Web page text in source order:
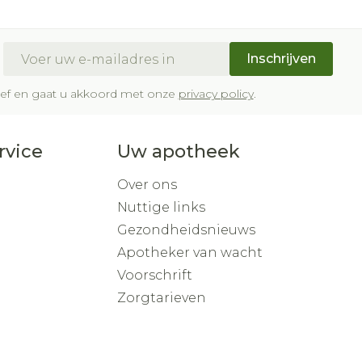
Inschrijven
en gaat u akkoord met onze privacy policy.
Uw apotheek
Over ons
Nuttige links
Gezondheidsnieuws
Apotheker van wacht
Voorschrift
Zorgtarieven